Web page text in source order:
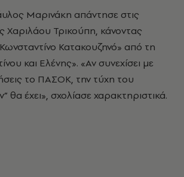
Μαρινάκη απάντησε στις
Χαριλάου Τρικούπη, κάνοντας
Κατακουζηνό» από τη
και Ελένης». «Αν συνεχίσει με
το ΠΑΣΟΚ, την τύχη του
θα έχει», σχολίασε χαρακτηριστικά.